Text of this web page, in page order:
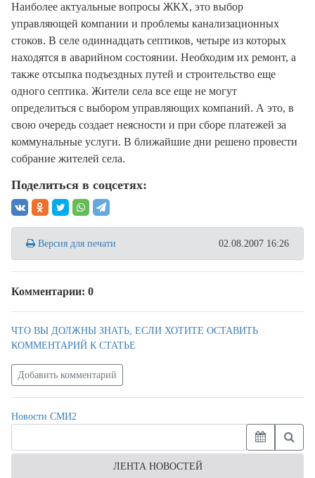
Наиболее актуальные вопросы ЖКХ, это выбор
управляющей компании и проблемы канализационных
стоков. В селе одиннадцать септиков, четыре из которых
находятся в аварийном состоянии. Необходим их ремонт, а
также отсыпка подъездных путей и строительство еще
одного септика. Жители села все еще не могут
определиться с выбором управляющих компаний. А это, в
свою очередь создает неясности и при сборе платежей за
коммунальные услуги. В ближайшие дни решено провести
собрание жителей села.
Поделиться в соцсетях:
Версия для печати 02.08.2007 16:26
Комментарии: 0
ЧТО ВЫ ДОЛЖНЫ ЗНАТЬ, ЕСЛИ ХОТИТЕ ОСТАВИТЬ
КОММЕНТАРИЙ К СТАТЬЕ
Добавить комментарий
Новости СМИ2
ЛЕНТА НОВОСТЕЙ